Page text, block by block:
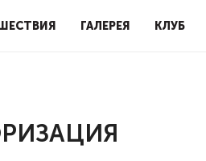
ГАЛЕРЕЯ КЛУБ